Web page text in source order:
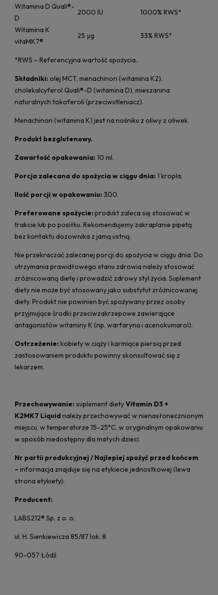
Witamina D Quali®-
D
2000 IU
1000% RWS*
Witamina K
vitaMK7®
25 µg 33% RWS*
*RWS – Referencyjna wartość spożycia.
Składniki: olej MCT, menachinon (witamina K2),
cholekalcyferol Quali®-D (witamina D), mieszanina
naturalnych tokoferoli (przeciwutleniacz).
Menachinon (witamina K) jest na nośniku z oliwy z oliwek.
Produkt bezglutenowy.
Zawartość opakowania: 10 ml.
Porcja zalecana do spożycia w ciągu dnia: 1 kropla.
Ilość porcji w opakowaniu: 300.
Preferowane spożycie: produkt zaleca się stosować w
trakcie lub po posiłku. Rekomendujemy zakraplanie pipetą
bez kontaktu dozownika z jamą ustną.
Nie przekraczać zalecanej porcji do spożycia w ciągu dnia. Do
utrzymania prawidłowego stanu zdrowia należy stosować
zróżnicowaną dietę i prowadzić zdrowy styl życia. Suplement
diety nie może być stosowany jako substytut zróżnicowanej
diety. Produkt nie powinien być spożywany przez osoby
przyjmujące środki przeciwzakrzepowe zawierające
antagonistów witaminy K (np. warfaryna i acenokumarol).
Ostrzeżenie: kobiety w ciąży i karmiące piersią przed
zastosowaniem produktu powinny skonsultować się z
lekarzem.
Przechowywanie: suplement dietyVitamin D3 +
K2MK7 Liquidnależy przechowywać w nienasłonecznionym
miejscu, w temperaturze 15-25°C, w oryginalnym opakowaniu
w sposób niedostępny dla małych dzieci.
Nr partii produkcyjnej / Najlepiej spożyć przed końcem
– informacja znajduje się na etykiecie jednostkowej (lewa
strona etykiety).
Producent:
LABS212® Sp. z o. o.
ul. H. Sienkiewicza 85/87 lok. 8
90-057 Łódź